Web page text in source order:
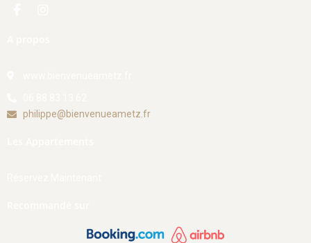
philippe@bienvenueametz.fr